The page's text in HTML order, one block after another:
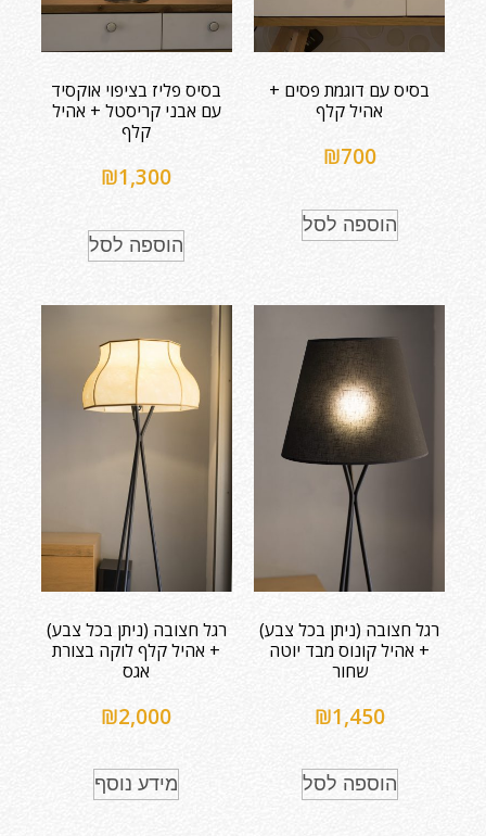
בסיס עם דוגמת פסים +
אהיל קלף
₪700
הוספה לסל
בסיס פליז בציפוי אוקסיד
עם אבני קריסטל + אהיל
קלף
₪1,300
הוספה לסל
רגל חצובה (ניתן בכל צבע)
+ אהיל קונוס מבד יוטה
שחור
₪1,450
הוספה לסל
רגל חצובה (ניתן בכל צבע)
+ אהיל קלף לוקה בצורת
אגס
₪2,000
מידע נוסף